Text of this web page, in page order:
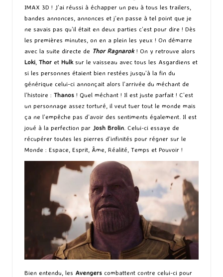
IMAX 3D ! J’ai réussi à échapper un peu à tous les trailers,
bandes annonces, annonces et j’en passe à tel point que je
ne savais pas qu’il était en deux parties c’est pour dire ! Dès
les premières minutes, on en a plein les yeux ! On démarre
avec la suite directe de Thor Ragnarok! On y retrouve alors
Loki, Thor et Hulksur le vaisseau avec tous les Asgardiens et
si les personnes étaient bien restées jusqu’à la fin du
générique celui-ci annonçait alors l’arrivée du méchant de
l’histoire : Thanos ! Quel méchant ! Il est juste parfait ! C’est
un personnage assez torturé, il veut tuer tout le monde mais
ça ne l’empêche pas d’avoir des sentiments également. Il est
joué à la perfection par Josh Brolin. Celui-ci essaye de
récupérer toutes les pierres d’infinités pour régner sur le
Monde : Espace, Esprit, Âme, Réalité, Temps et Pouvoir !
Bien entendu, les Avengers combattent contre celui-ci pour